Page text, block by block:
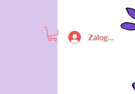
Zaloguj się